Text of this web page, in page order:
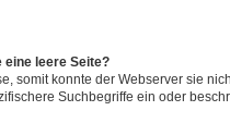
eine leere Seite?
somit konnte der Webserver sie
Suchbegriffe ein oder